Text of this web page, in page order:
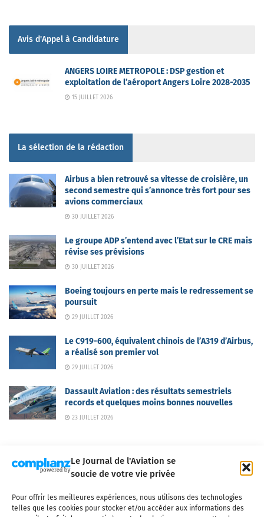
Le Journal de l'Aviation se
soucie de votre vie privée
Pour offrir les meilleures expériences, nous utilisons des technologies
telles que les cookies pour stocker et/ou accéder aux informations des
Avis d'Appel à Candidature
ANGERS LOIRE METROPOLE : DSP gestion et
exploitation de l’aéroport Angers Loire 2028-2035
15 JUILLET 2026
La sélection de la rédaction
Airbus a bien retrouvé sa vitesse de croisière, un
second semestre qui s’annonce très fort pour ses
avions commerciaux
30 JUILLET 2026
Le groupe ADP s’entend avec l’Etat sur le CRE mais
révise ses prévisions
30 JUILLET 2026
Boeing toujours en perte mais le redressement se
poursuit
29 JUILLET 2026
Le C919-600, équivalent chinois de l’A319 d’Airbus,
a réalisé son premier vol
29 JUILLET 2026
Dassault Aviation : des résultats semestriels
records et quelques moins bonnes nouvelles
23 JUILLET 2026
Qui sommes-nous ? Nous contacter
Partenaires
Mentions légales
CGV Politique de confidentialité Cookies